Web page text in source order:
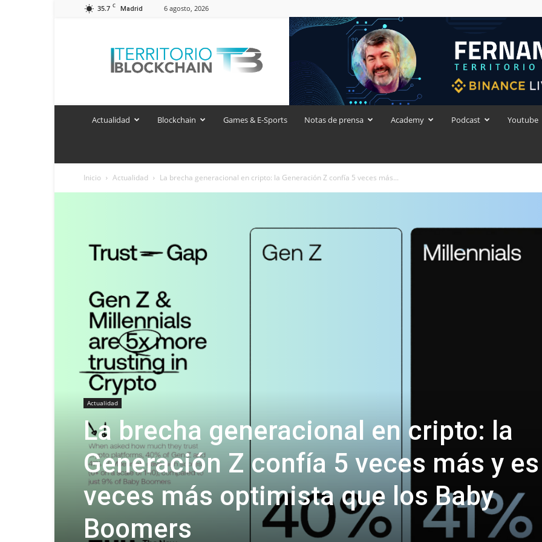
35.7 C Madrid 6 agosto, 2026
Blockchain
Actualidad Blockchain Games & E-Sports Notas de prensa Academy Podcast Youtube
Inicio Actualidad La brecha generacional en cripto: la Generación Z confía 5 veces más...
Actualidad
La brecha generacional en cripto: la
Generación Z confía 5 veces más y
veces más optimista que los Baby
Boomers